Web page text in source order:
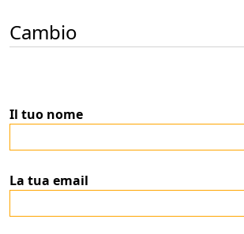
Cambio
Il tuo nome
La tua email